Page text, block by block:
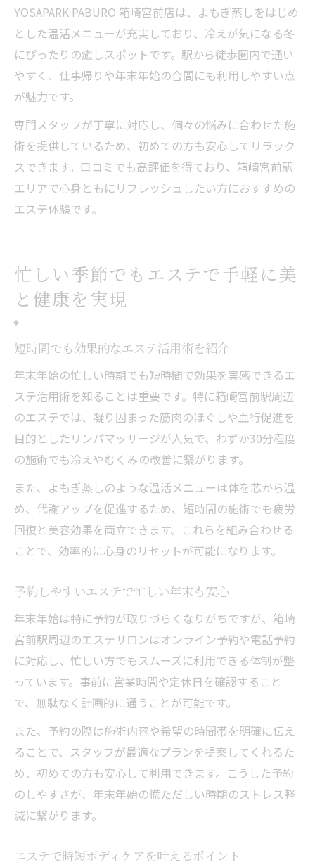
YOSAPARK PABURO 箱崎宮前店は、よもぎ蒸しをはじめ
とした温活メニューが充実しており、冷えが気になる冬
にぴったりの癒しスポットです。駅から徒歩圏内で通い
やすく、仕事帰りや年末年始の合間にも利用しやすい点
が魅力です。
専門スタッフが丁寧に対応し、個々の悩みに合わせた施
術を提供しているため、初めての方も安心してリラック
スできます。口コミでも高評価を得ており、箱崎宮前駅
エリアで心身ともにリフレッシュしたい方におすすめの
エステ体験です。
忙しい季節でもエステで手軽に美
と健康を実現
短時間でも効果的なエステ活用術を紹介
年末年始の忙しい時期でも短時間で効果を実感できるエ
ステ活用術を知ることは重要です。特に箱崎宮前駅周辺
のエステでは、凝り固まった筋肉のほぐしや血行促進を
目的としたリンパマッサージが人気で、わずか30分程度
の施術でも冷えやむくみの改善に繋がります。
また、よもぎ蒸しのような温活メニューは体を芯から温
め、代謝アップを促進するため、短時間の施術でも疲労
回復と美容効果を両立できます。これらを組み合わせる
ことで、効率的に心身のリセットが可能になります。
予約しやすいエステで忙しい年末も安心
年末年始は特に予約が取りづらくなりがちですが、箱崎
宮前駅周辺のエステサロンはオンライン予約や電話予約
に対応し、忙しい方でもスムーズに利用できる体制が整
っています。事前に営業時間や定休日を確認すること
で、無駄なく計画的に通うことが可能です。
また、予約の際は施術内容や希望の時間帯を明確に伝え
ることで、スタッフが最適なプランを提案してくれるた
め、初めての方も安心して利用できます。こうした予約
のしやすさが、年末年始の慌ただしい時期のストレス軽
減に繋がります。
エステで時短ボディケアを叶えるポイント